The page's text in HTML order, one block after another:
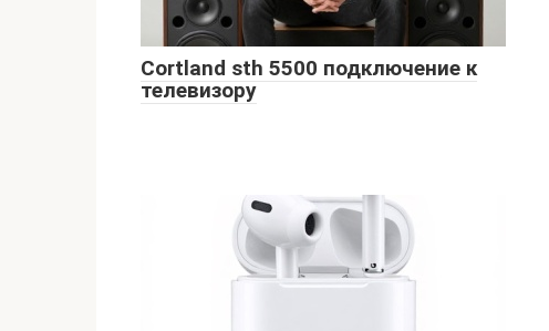
Cortland sth 5500 подключение к
телевизору